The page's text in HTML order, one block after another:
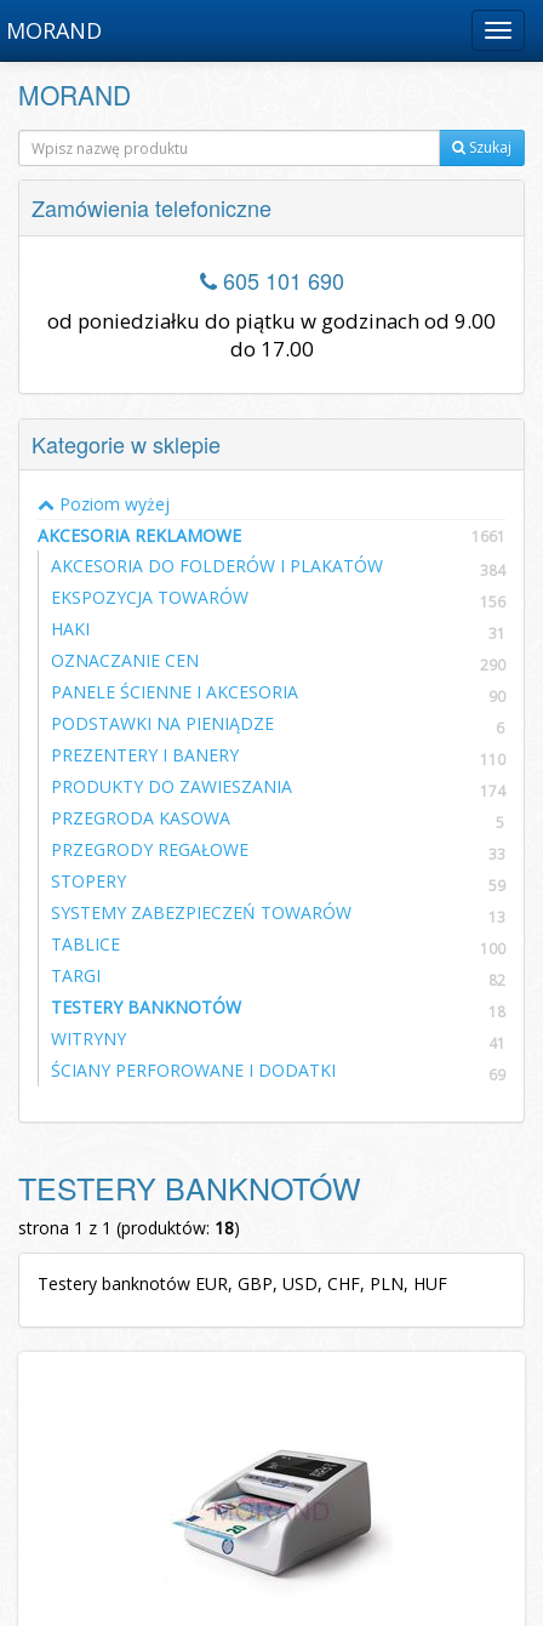
Menu
MORAND
MORAND
Szukaj
Zamówienia telefoniczne
605 101 690
od poniedziałku do piątku w godzinach od 9.00
do 17.00
Kategorie w sklepie
Poziom wyżej
AKCESORIA REKLAMOWE
1661
AKCESORIA DO FOLDERÓW I PLAKATÓW 384
EKSPOZYCJA TOWARÓW 156
HAKI 31
OZNACZANIE CEN 290
PANELE ŚCIENNE I AKCESORIA 90
PODSTAWKI NA PIENIĄDZE 6
PREZENTERY I BANERY 110
PRODUKTY DO ZAWIESZANIA 174
PRZEGRODA KASOWA 5
PRZEGRODY REGAŁOWE 33
STOPERY 59
SYSTEMY ZABEZPIECZEŃ TOWARÓW 13
TABLICE 100
TARGI 82
TESTERY BANKNOTÓW 18
WITRYNY 41
ŚCIANY PERFOROWANE I DODATKI 69
TESTERY BANKNOTÓW
strona 1 z 1 (produktów: 18)
Testery banknotów EUR, GBP, USD, CHF, PLN, HUF